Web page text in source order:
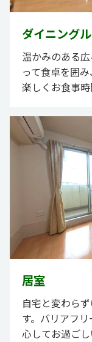
ダイニング
温かみのある
って食卓を囲
楽しくお食事時
居室
自宅と変わら
す。バリアフ
心してお過ごし